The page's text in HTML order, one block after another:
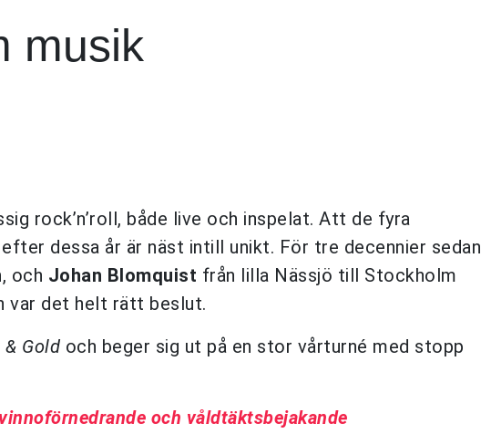
musik
rock’n’roll, både live och inspelat. Att de fyra
dessa år är näst intill unikt. För tre decennier sedan
, och Johan Blomquist från lilla Nässjö till Stockholm
var det helt rätt beslut.
& Gold och beger sig ut på en stor vårturné med stopp
och våldtäktsbejakande